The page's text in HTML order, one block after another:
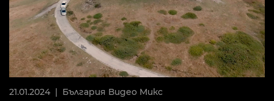
21.01.2024 | България Видео Микс